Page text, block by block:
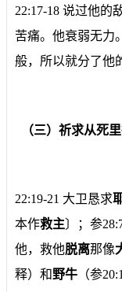
22:17-18 说过他的
苦痛。他衰弱无力
般，所以就分了他
（三）祈求从死
22:19-21 大卫恳求
本作救主〕；参
他，救他脱离那像
释）和野牛 （参